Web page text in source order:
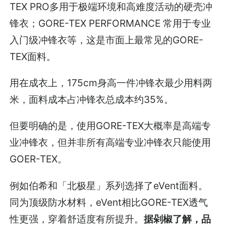
TEX PRO多用于极端环境和高难度活动的硬壳冲
锋衣；GORE-TEX PERFORMANCE 常用于专业
入门级冲锋衣等，这是市面上最常见的GORE-
TEX面料。
用在成衣上，175cm身高一件冲锋衣最少用料两
米，面料成本占冲锋衣总成本约35%。
但要明确的是，使用GORE-TEX大概率是高端专
业冲锋衣，但并非所有高端专业冲锋衣只能使用
GOER-TEX。
例如伯希和「北极星」系列选择了eVent面料。
同为顶级防水材料，eVent相比GORE-TEX透气
性更强，穿着舒适度有所提升。据剁椒了解，品